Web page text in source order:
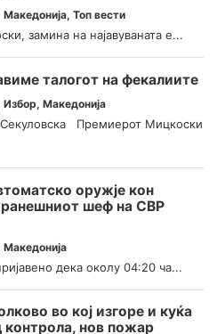
Македонија, Топ вести
замина на најавуваната е...
талогот на фекалиите
Избор, Македонија
Премиерот Мицкоски
оружје кон
шеф на СВР
Македонија
дека околу 04:20 ча...
во кој изгоре и куќа
контрола, нов пожар